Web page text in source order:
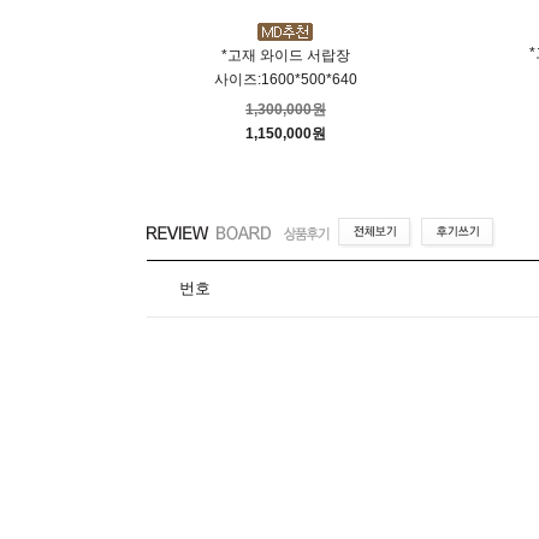
*고재 와이드 서랍장
사이즈:1600*500*640
1,300,000원
1,150,000원
*
번호